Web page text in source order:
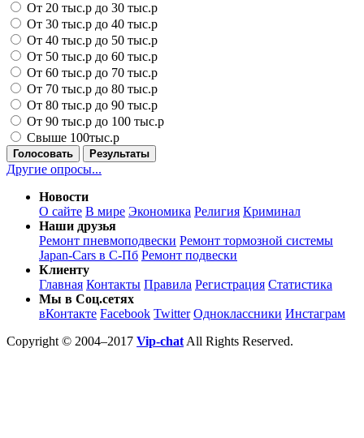
От 20 тыс.р до 30 тыс.р
От 30 тыс.р до 40 тыс.р
От 40 тыс.р до 50 тыс.р
От 50 тыс.р до 60 тыс.р
От 60 тыс.р до 70 тыс.р
От 70 тыс.р до 80 тыс.р
От 80 тыс.р до 90 тыс.р
От 90 тыс.р до 100 тыс.р
Свыше 100тыс.р
Голосовать Результаты
Другие опросы...
Новости
О сайте В мире Экономика Религия Криминал
Наши друзья
Ремонт пневмоподвески Ремонт тормозной системы
Japan-Cars в С-Пб Ремонт подвески
Клиенту
Главная Контакты Правила Регистрация Статистика
Мы в Соц.сетях
вКонтакте Facebook Twitter Одноклассники Инстаграм
Copyright © 2004–2017 Vip-chat All Rights Reserved.